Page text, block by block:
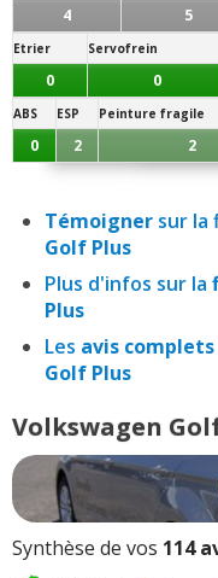
4 5
Etrier Servofrein
0 0
ABS ESP Peinture fragile
0 2 2
Témoigner sur la
Golf Plus
Plus d'infos sur la
Plus
Les avis complets
Golf Plus
Volkswagen
Synthèse de vos 114